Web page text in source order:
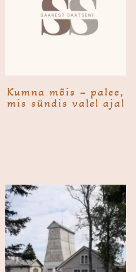
Kumna mõis – palee,
mis sündis valel ajal